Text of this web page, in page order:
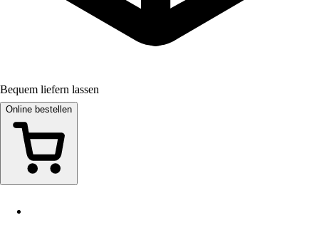
Bequem liefern lassen
Online bestellen